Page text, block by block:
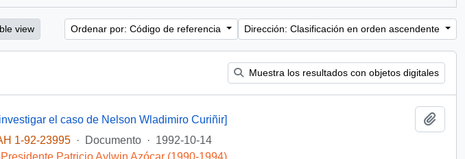
view Ordenar por: Código de referencia Dirección: Clasificación en orden ascendente
Muestra los resultados con objetos digitales
el caso de Nelson Wladimiro Curiñir]
1-92-23995
· Documento · 1992-10-14
Presidente Patricio Aylwin Azócar (1990-1994)